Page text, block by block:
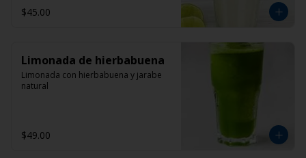
$45.00
Limonada de hierbabuena
Limonada con hierbabuena y jarabe
natural
$49.00